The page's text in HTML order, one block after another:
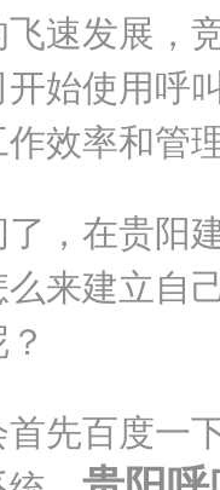
飞速发展，
始使用呼
效率和管
，在贵阳
来建立自
先百度一